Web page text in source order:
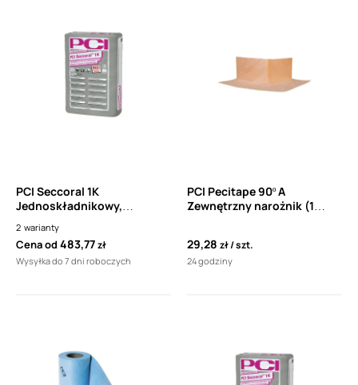
PCI Seccoral 1K
Jednoskładnikowy,
szlam cementowy
2 warianty
Cena od483,77zł
Wysyłka do 7 dni roboczych
PCI Pecitape 90º A
Zewnętrzny narożnik (1
29,28 zł szt.
24 godziny